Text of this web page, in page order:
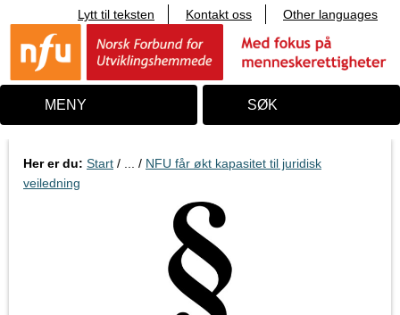
i
n
o
Lytt til teksten Kontakt oss Other languages
MENY SØK
Her er du: Start / ... / NFU får økt kapasitet til juridisk
veiledning